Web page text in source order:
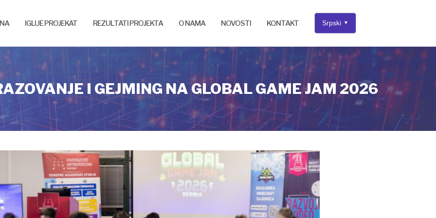
IGLUE PROJEKAT REZULTATI PROJEKTA O NAMA NOVOSTI KONTAKT Srpski ▼
I GEJMING NA GLOBAL GAME JAM 2026